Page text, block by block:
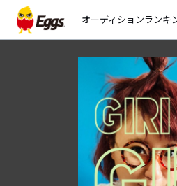
オーディションランキ